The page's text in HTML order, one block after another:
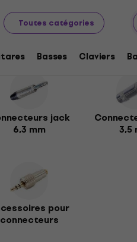
Toutes catégories
Basses Claviers
Câbles, fiches et
audio
jack
6,3 mm
3,5
pour
connecteurs